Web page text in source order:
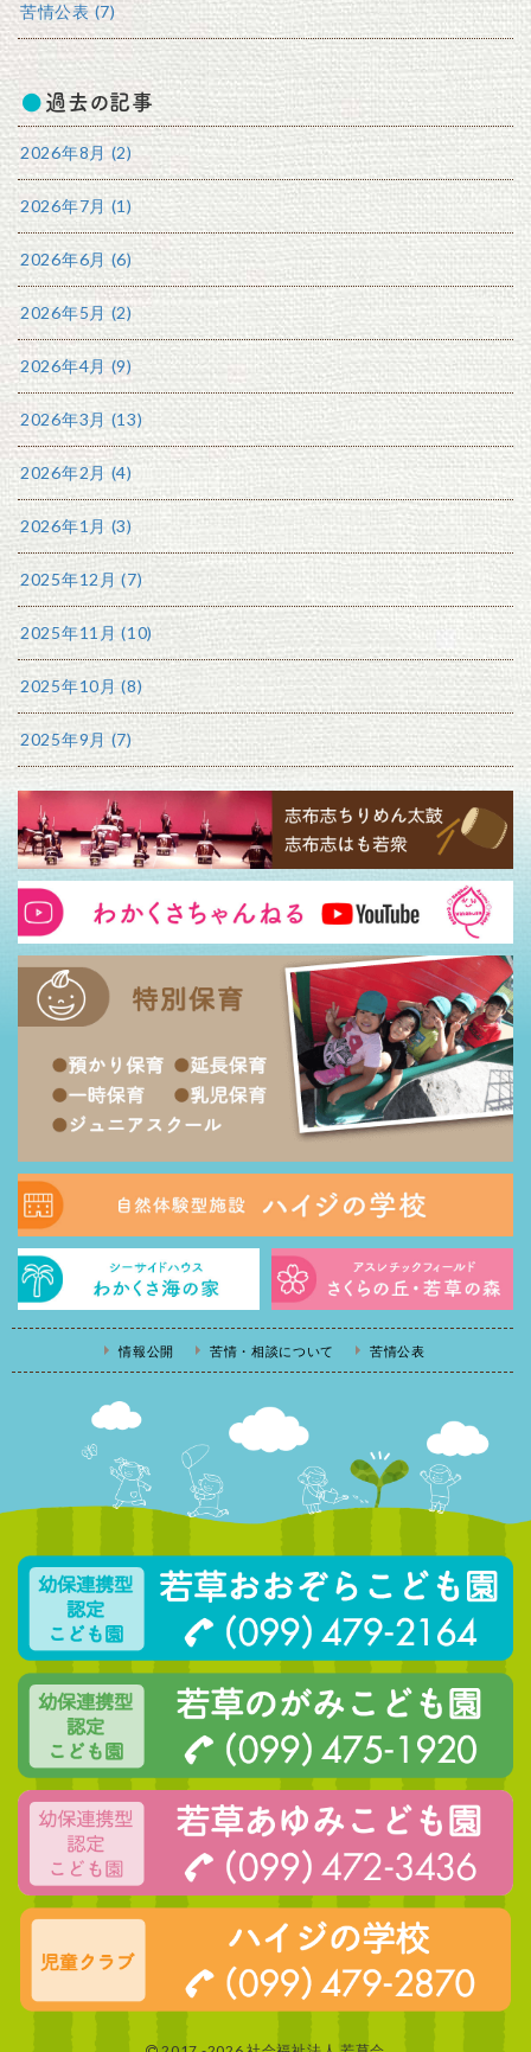
苦情公表 (7)
過去の記事
2026年8月 (2)
2026年7月 (1)
2026年6月 (6)
2026年5月 (2)
2026年4月 (9)
2026年3月 (13)
2026年2月 (4)
2026年1月 (3)
2025年12月 (7)
2025年11月 (10)
2025年10月 (8)
2025年9月 (7)
情報公開 苦情・相談について 苦情公表